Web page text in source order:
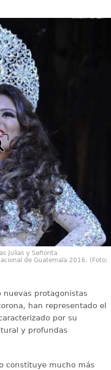
Julias y Señorita
de Guatemala 2016. (Foto:
nuevas protagonistas
han representado el
por su
y profundas
constituye mucho más